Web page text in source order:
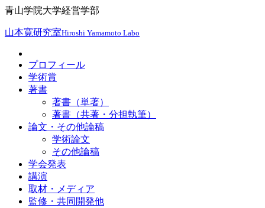
青山学院大学経営学部
山本寛研究室Hiroshi Yamamoto Labo
プロフィール
学術賞
著書
著書（単著）
著書（共著・分担執筆）
論文・その他論稿
学術論文
その他論稿
学会発表
講演
取材・メディア
監修・共同開発他